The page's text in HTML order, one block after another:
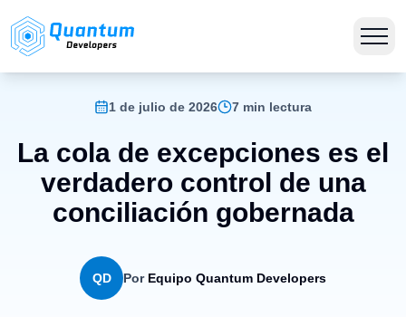
1 de julio de 2026 7 min lectura
La cola de excepciones es el
verdadero control de una
conciliación gobernada
QD Por Equipo Quantum Developers